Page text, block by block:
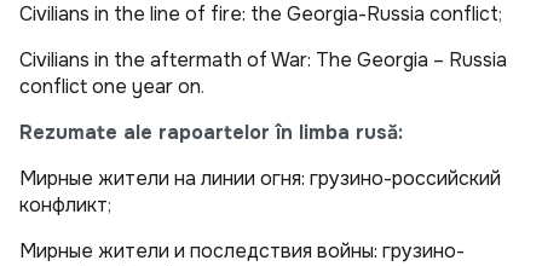
Civilians in the line of fire: the Georgia-Russia conflict;
Civilians in the aftermath of War: The Georgia – Russia
conflict one year on.
Rezumate ale rapoartelor în limba rusă:
Мирные жители на линии огня: грузино-российский
конфликт;
Мирные жители и последствия войны: грузино-